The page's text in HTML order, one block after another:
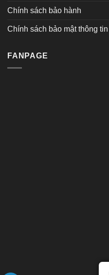
Chính sách bảo hành
Chính sách bảo mật thông tin
FANPAGE